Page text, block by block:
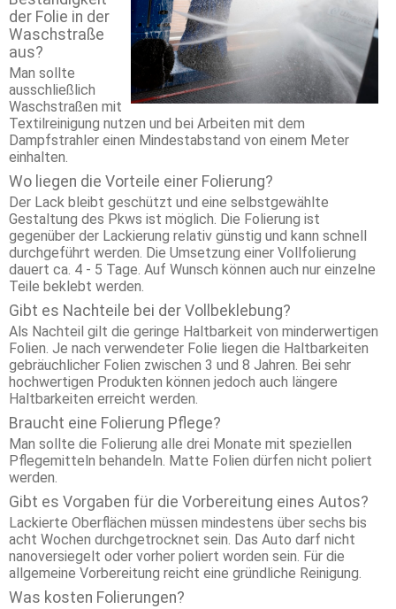
der Folie in der
Waschstraße
aus?
Man sollte
ausschließlich
Waschstraßen mit
Textilreinigung nutzen und bei Arbeiten mit dem
Dampfstrahler einen Mindestabstand von einem Meter
einhalten.
Wo liegen die Vorteile einer Folierung?
Der Lack bleibt geschützt und eine selbstgewählte
Gestaltung des Pkws ist möglich. Die Folierung ist
gegenüber der Lackierung relativ günstig und kann schnell
durchgeführt werden. Die Umsetzung einer Vollfolierung
dauert ca. 4 - 5 Tage. Auf Wunsch können auch nur einzelne
Teile beklebt werden.
Gibt es Nachteile bei der Vollbeklebung?
Als Nachteil gilt die geringe Haltbarkeit von minderwertigen
Folien. Je nach verwendeter Folie liegen die Haltbarkeiten
gebräuchlicher Folien zwischen 3 und 8 Jahren. Bei sehr
hochwertigen Produkten können jedoch auch längere
Haltbarkeiten erreicht werden.
Braucht eine Folierung Pflege?
Man sollte die Folierung alle drei Monate mit speziellen
Pflegemitteln behandeln. Matte Folien dürfen nicht poliert
werden.
Gibt es Vorgaben für die Vorbereitung eines Autos?
Lackierte Oberflächen müssen mindestens über sechs bis
acht Wochen durchgetrocknet sein. Das Auto darf nicht
nanoversiegelt oder vorher poliert worden sein. Für die
allgemeine Vorbereitung reicht eine gründliche Reinigung.
Was kosten Folierungen?